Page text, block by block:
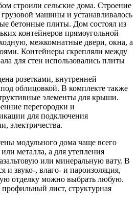
строили сельские дома. Строение
машины и устанавливалось
бетонные плиты. Дом состоял из
контейнеров прямоугольной
межкомнатные двери, окна, а
Контейнеры скрепляли между
для стен использовались плиты
розетками, внутренней
облицовкой. В комплекте также
элементы для крыши.
перегородки и
для подключения
электричества.
модульного дома чаще всего
металла, а для утепления
или минеральную вату. В
и звуко-, влаго- и пароизоляция,
отделку можно выбрать любую.
лист, структурная